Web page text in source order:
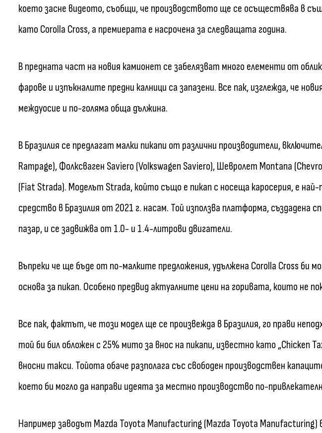
което засне видеото, съобщи, че производството ще се осъществява в
като Corolla Cross, а премиерата е насрочена за следващата година.
В предната част на новия камионет се забелязват много елементи от
фарове и изпъкналите предни калници са запазени. Все пак, изглежда, че
междуосие и по-голяма обща дължина.
В Бразилия се предлагат малки пикапи от различни производители,
Rampage), Фолксваген Saviero (Volkswagen Saviero), Шевролет Montana
(Fiat Strada). Моделът Strada, който също е пикап с носеща каросерия, е най-
средство в Бразилия от 2021 г. насам. Той използва платформа, създадена
пазар, и се задвижва от 1.0- и 1.4-литрови двигатели.
Въпреки че ще бъде от по-малките предложения, удължена Corolla Cross би
основа за пикап. Особено предвид актуалните цени на горивата, които не
Все пак, фактът, че този модел ще се произвежда в Бразилия, го прави
той би бил обложен с 25% мито за внос на пикапи, известно като „Chicken
вносни такси. Тойота обаче разполага със свободен производствен
което би могло да направи идеята за местно производство по-
Например заводът Mazda Toyota Manufacturing (Mazda Toyota